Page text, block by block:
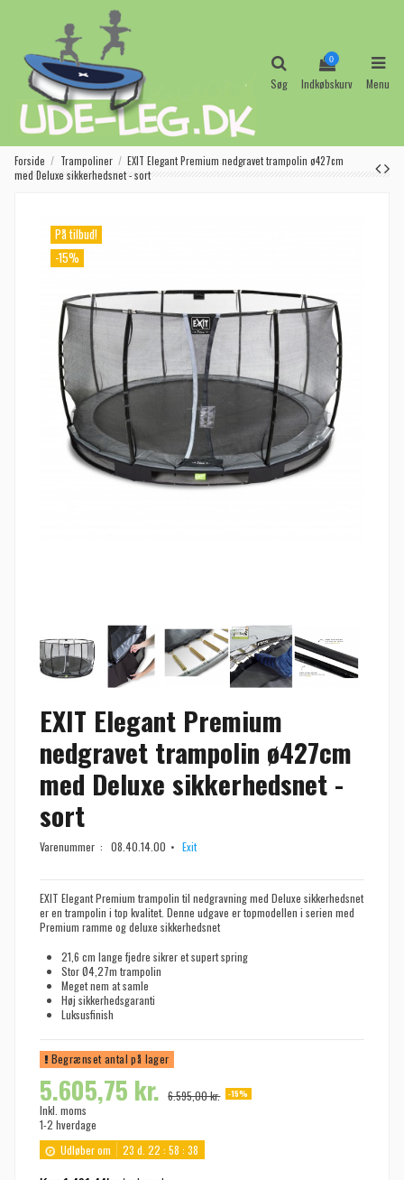
Søg
0
Indkøbskurv Menu
Forside Trampoliner
EXIT Elegant Premium nedgravet trampolin ø427cm
med Deluxe sikkerhedsnet - sort
På tilbud!
-15%
EXIT Elegant Premium
nedgravet trampolin ø427cm
med Deluxe sikkerhedsnet -
sort
Varenummer : 08.40.14.00 Exit
EXIT Elegant Premium trampolin til nedgravning med Deluxe sikkerhedsnet
er en trampolin i top kvalitet. Denne udgave er topmodellen i serien med
Premium ramme og deluxe sikkerhedsnet
21,6 cm lange fjedre sikrer et supert spring
Stor Ø4,27m trampolin
Meget nem at samle
Høj sikkerhedsgaranti
Luksusfinish
Begrænset antal på lager
5.605,75 kr. 6.595,00 kr. -15%
Inkl. moms
1-2 hverdage
Udløber om
23 d. 22 :58 :37